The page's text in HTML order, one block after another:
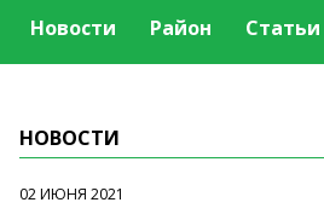
Новости Район Статьи
НОВОСТИ
02 ИЮНЯ 2021